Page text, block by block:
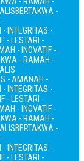
BERTAKWA -
- INTEGRITAS -
- LESTARI -
- INOVATIF -
- RAMAH -
- AMANAH -
- INTEGRITAS -
- LESTARI -
- INOVATIF -
- RAMAH -
BERTAKWA -
- INTEGRITAS -
- LESTARI -